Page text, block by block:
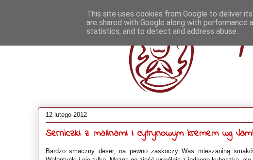
12 lutego 2012
Serniczki z malinami i cytrynowym kremem wg
Bardzo smaczny deser, na pewno zaskoczy Was mieszaniną
This site uses cookies from Google to deliver
are shared with Google along with
statistics, and to detect and address abuse.